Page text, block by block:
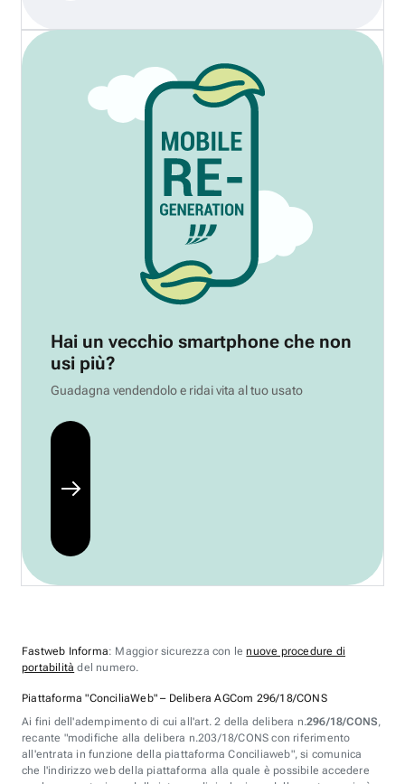
Hai un vecchio smartphone che non
usi più?
Guadagna vendendolo e ridai vita al tuo usato
Fastweb Informa: Maggior sicurezza con lenuove procedure di
portabilità del numero.
Piattaforma "ConciliaWeb" – Delibera AGCom 296/18/CONS
Ai fini dell'adempimento di cui all'art. 2 della delibera n.296/18/CONS,
recante "modifiche alla delibera n.203/18/CONS con riferimento
all'entrata in funzione della piattaforma Conciliaweb", si comunica
che l'indirizzo web della piattaforma alla quale è possibile accedere